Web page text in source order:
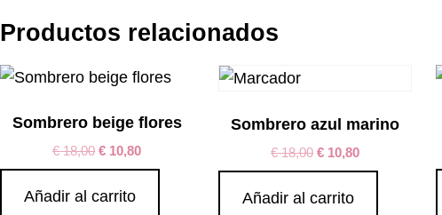
Productos relacionados
Sombrero beige flores
€18,00 € 10,80
Añadir al carrito
Sombrero azul marino
€18,00 €10,80
Añadir al carrito